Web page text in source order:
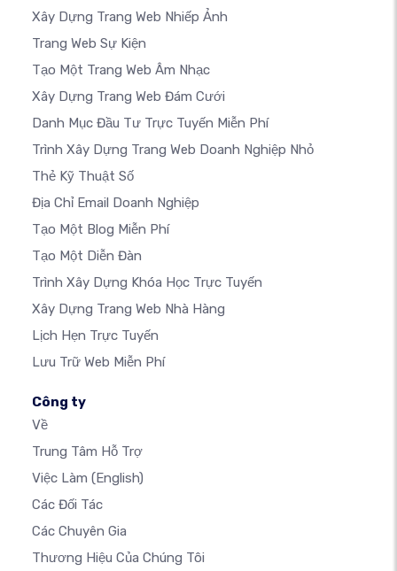
Xây Dựng Trang Web Nhiếp Ảnh
Trang Web Sự Kiện
Tạo Một Trang Web Âm Nhạc
Xây Dựng Trang Web Đám Cưới
Danh Mục Đầu Tư Trực Tuyến Miễn Phí
Trình Xây Dựng Trang Web Doanh Nghiệp Nhỏ
Thẻ Kỹ Thuật Số
Địa Chỉ Email Doanh Nghiệp
Tạo Một Blog Miễn Phí
Tạo Một Diễn Đàn
Trình Xây Dựng Khóa Học Trực Tuyến
Xây Dựng Trang Web Nhà Hàng
Lịch Hẹn Trực Tuyến
Lưu Trữ Web Miễn Phí
Công ty
Về
Trung Tâm Hỗ Trợ
Việc Làm (English)
Các Đối Tác
Các Chuyên Gia
Thương Hiệu Của Chúng Tôi